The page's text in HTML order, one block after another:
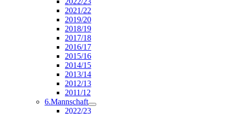
2021/22
2019/20
2018/19
2017/18
2016/17
2015/16
2014/15
2013/14
2012/13
2011/12
6.Mannschaft
2022/23